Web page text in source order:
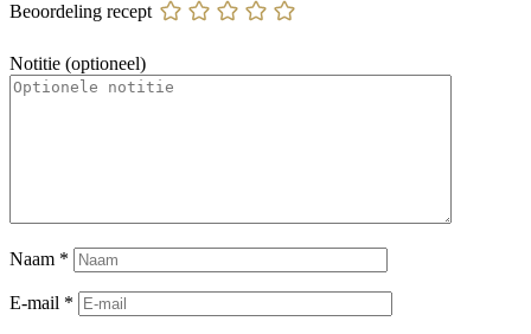
Beoordeling recept
Notitie (optioneel)
Naam *
E-mail *